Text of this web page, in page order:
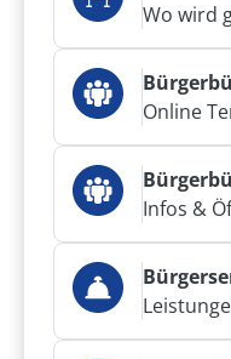
Wo wird
Online
Infos &